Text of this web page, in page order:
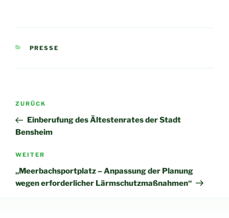
KATEGORIEN
PRESSE
Beitragsnavigation
Vorheriger
Beitrag
ZURÜCK
Einberufung des Ältestenrates der Stadt
Bensheim
Nächster
Beitrag
WEITER
„Meerbachsportplatz – Anpassung der Planung
wegen erforderlicher Lärmschutzmaßnahmen“